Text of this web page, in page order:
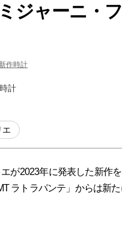
ジャーニ・
作時計
計
エ
が2023年に発表した新作
ラトラパンテ」からは新